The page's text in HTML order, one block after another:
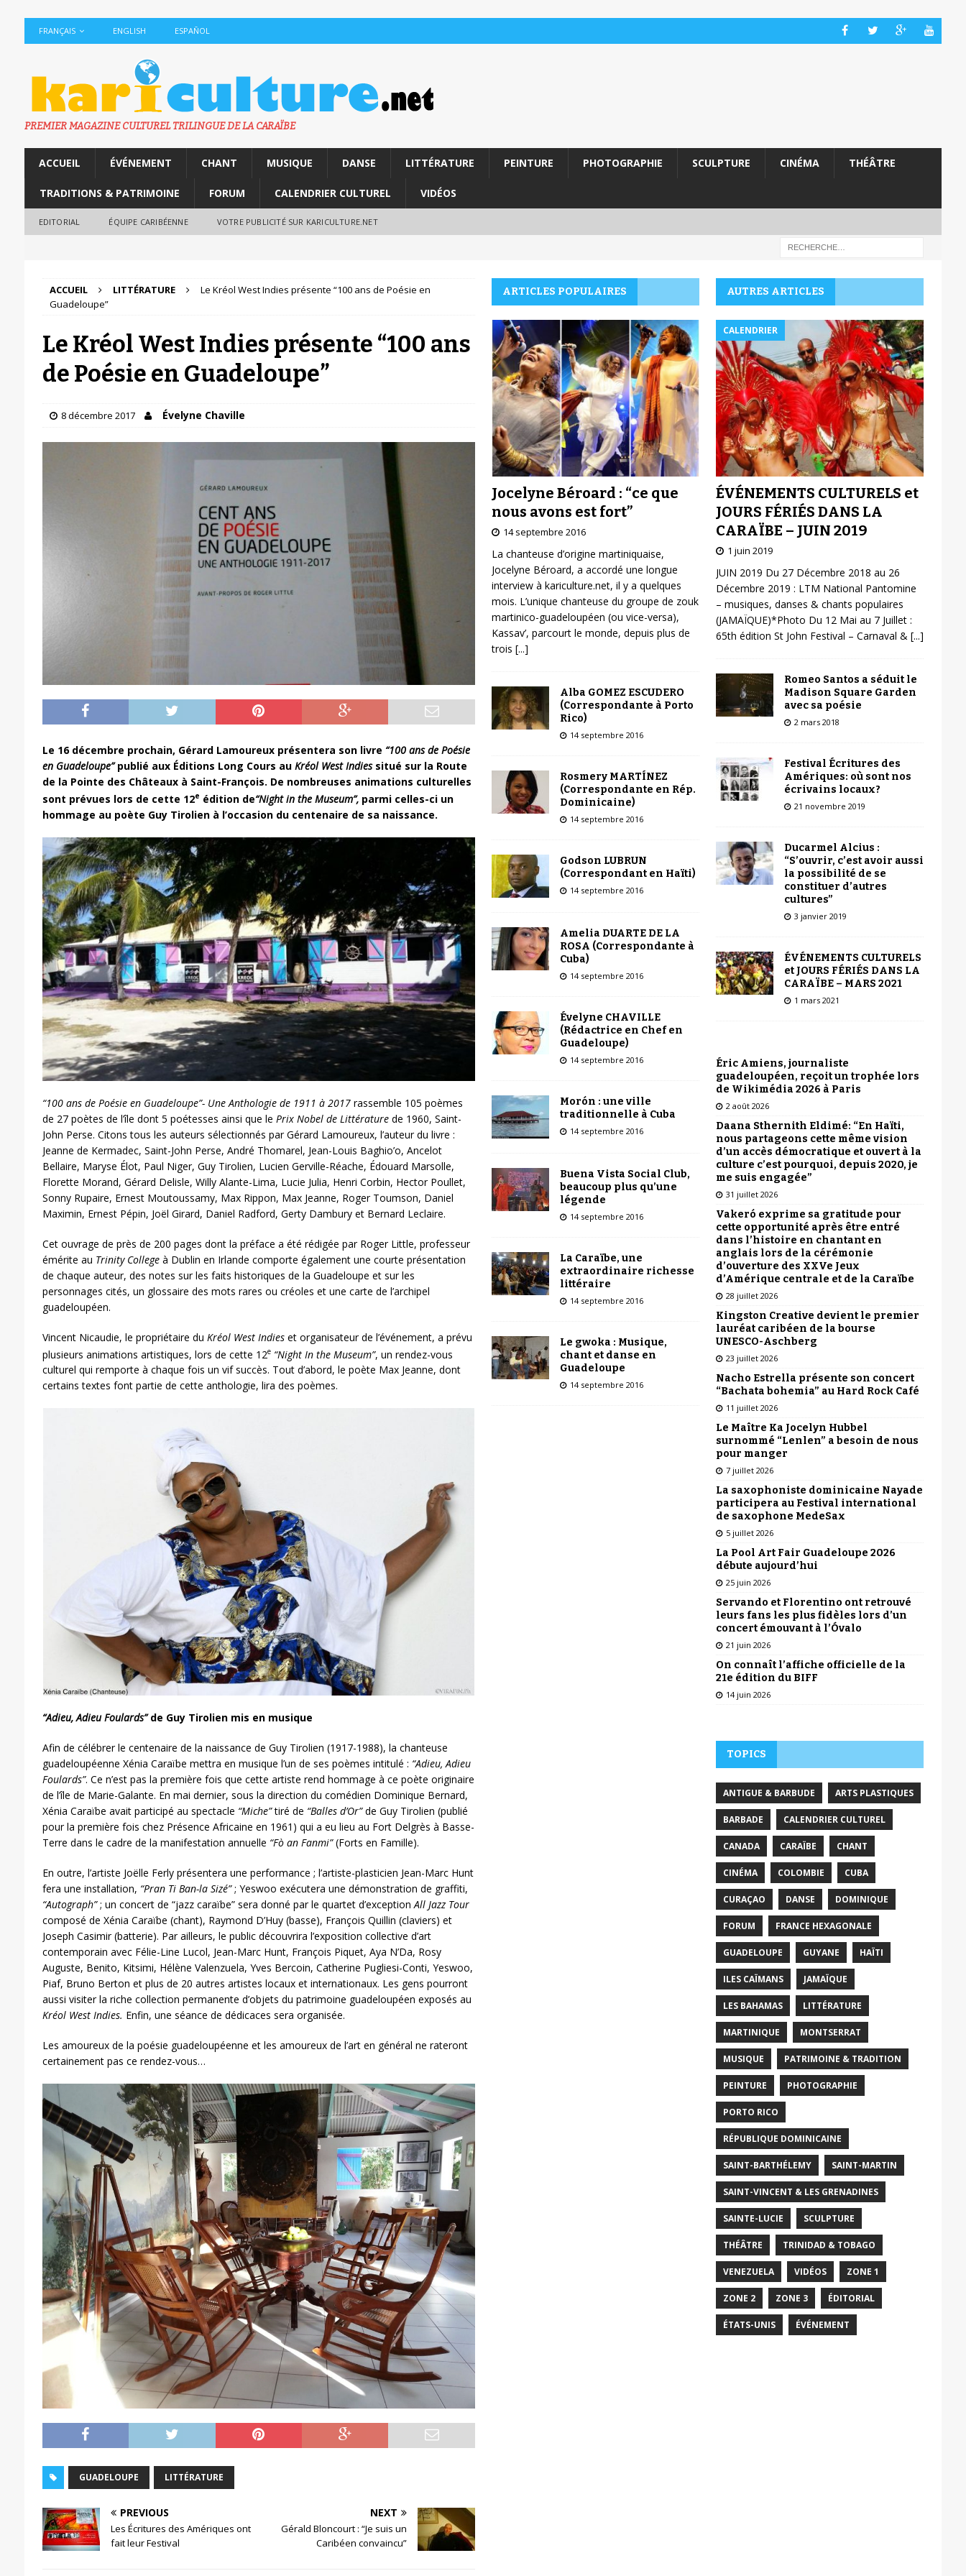
FRANÇAIS ENGLISH ESPAÑOL
PREMIER MAGAZINE CULTUREL TRILINGUE DE LA CARAÏBE
ACCUEIL ÉVÉNEMENT CHANT MUSIQUE DANSE LITTÉRATURE PEINTURE PHOTOGRAPHIE SCULPTURE CINÉMA THÉÂTRE
TRADITIONS & PATRIMOINE FORUM CALENDRIER CULTUREL VIDÉOS
EDITORIAL ÉQUIPE CARIBÉENNE VOTRE PUBLICITÉ SUR KARICULTURE.NET
ACCUEIL LITTÉRATURE
Le Kréol West Indies présente “100 ans de Poésie en
Guadeloupe”
Le Kréol West Indies présente “100 ans
de Poésie en Guadeloupe”
8 décembre 2017 Évelyne Chaville
Le 16 décembre prochain, Gérard Lamoureux présentera son livre “100 ans de Poésie
en Guadeloupe”publié aux Éditions Long Cours au Kréol West Indiessitué sur la Route
de la Pointe des Châteaux à Saint-François. De nombreuses animations culturelles
sont prévues lors de cette 12e édition de“Night in the Museum”, parmi celles-ci un
hommage au poète Guy Tirolien à l’occasion du centenaire de sa naissance.
“100 ans de Poésie en Guadeloupe”- Une Anthologie de 1911 à 2017rassemble 105 poèmes
de 27 poètes de l’île dont 5 poétesses ainsi que le Prix Nobel de Littératurede 1960, Saint-
John Perse. Citons tous les auteurs sélectionnés par Gérard Lamoureux, l’auteur du livre :
Jeanne de Kermadec, Saint-John Perse, André Thomarel, Jean-Louis Baghio’o, Ancelot
Bellaire, Maryse Élot, Paul Niger, Guy Tirolien, Lucien Gerville-Réache, Édouard Marsolle,
Florette Morand, Gérard Delisle, Willy Alante-Lima, Lucie Julia, Henri Corbin, Hector Poullet,
Sonny Rupaire, Ernest Moutoussamy, Max Rippon, Max Jeanne, Roger Toumson, Daniel
Maximin, Ernest Pépin, Joël Girard, Daniel Radford, Gerty Dambury et Bernard Leclaire.
Cet ouvrage de près de 200 pages dont la préface a été rédigée par Roger Little, professeur
émérite au Trinity Collegeà Dublin en Irlande comporte également une courte présentation
de chaque auteur, des notes sur les faits historiques de la Guadeloupe et sur les
personnages cités, un glossaire des mots rares ou créoles et une carte de l’archipel
guadeloupéen.
Vincent Nicaudie, le propriétaire du Kréol West Indies et organisateur de l’événement, a prévu
plusieurs animations artistiques, lors de cette 12e “Night In the Museum”, un rendez-vous
culturel qui remporte à chaque fois un vif succès. Tout d’abord, le poète Max Jeanne, dont
certains textes font partie de cette anthologie, lira des poèmes.
“Adieu, Adieu Foulards”de Guy Tirolien mis en musique
Afin de célébrer le centenaire de la naissance de Guy Tirolien (1917-1988), la chanteuse
guadeloupéenne Xénia Caraïbe mettra en musique l’un de ses poèmes intitulé : “Adieu, Adieu
Foulards”. Ce n’est pas la première fois que cette artiste rend hommage à ce poète originaire
de l’île de Marie-Galante. En mai dernier, sous la direction du comédien Dominique Bernard,
Xénia Caraïbe avait participé au spectacle “Miche”tiré de “Balles d’Or”de Guy Tirolien (publié
pour la première fois chez Présence Africaine en 1961) qui a eu lieu au Fort Delgrès à Basse-
Terre dans le cadre de la manifestation annuelle “Fòan Fanmi”(Forts en Famille).
En outre, l’artiste Joëlle Ferly présentera une performance ; l’artiste-plasticien Jean-Marc Hunt
fera une installation, “Pran Ti Ban-la Sizé”; Yeswoo exécutera une démonstration de graffiti,
“Autograph”; un concert de “jazz caraïbe” sera donné par le quartet d’exceptionAll Jazz Tour
composé de Xénia Caraïbe (chant), Raymond D’Huy (basse), François Quillin (claviers) et
Joseph Casimir (batterie). Par ailleurs, le public découvrira l’exposition collective d’art
contemporain avec Félie-Line Lucol, Jean-Marc Hunt, François Piquet, Aya N’Da, Rosy
Auguste, Benito, Kitsimi, Hélène Valenzuela, Yves Bercoin, Catherine Pugliesi-Conti, Yeswoo,
Piaf, Bruno Berton et plus de 20 autres artistes locaux et internationaux. Les gens pourront
aussi visiter la riche collection permanente d’objets du patrimoine guadeloupéen exposés au
Kréol West Indies. Enfin, une séance de dédicaces sera organisée.
Les amoureux de la poésie guadeloupéenne et les amoureux de l’art en général ne rateront
certainement pas ce rendez-vous…
GUADELOUPE LITTÉRATURE
PREVIOUS
Les Écritures des Amériques ont
fait leur Festival
NEXT
Gérald Bloncourt : “Je suis un
Caribéen convaincu”
ARTICLES POPULAIRES
Jocelyne Béroard : “ce que
nous avons est fort”
14 septembre 2016
La chanteuse d’origine martiniquaise,
Jocelyne Béroard, a accordé une longue
interview à kariculture.net, il y a quelques
mois. L’unique chanteuse du groupe de zouk
martinico-guadeloupéen (ou vice-versa),
Kassav’, parcourt le monde, depuis plus de
trois [...]
Alba GOMEZ ESCUDERO
(Correspondante à Porto
Rico)
14 septembre 2016
Rosmery MARTÍNEZ
(Correspondante en Rép.
Dominicaine)
14 septembre 2016
Godson LUBRUN
(Correspondant en Haïti)
14 septembre 2016
Amelia DUARTE DE LA
ROSA (Correspondante à
Cuba)
14 septembre 2016
Évelyne CHAVILLE
(Rédactrice en Chef en
Guadeloupe)
14 septembre 2016
Morón : une ville
traditionnelle à Cuba
14 septembre 2016
Buena Vista Social Club,
beaucoup plus qu’une
légende
14 septembre 2016
La Caraïbe, une
extraordinaire richesse
littéraire
14 septembre 2016
Le gwoka : Musique,
chant et danse en
Guadeloupe
14 septembre 2016
AUTRES ARTICLES
CALENDRIER
ÉVÉNEMENTS CULTURELS et
JOURS FÉRIÉS DANS LA
CARAÏBE – JUIN 2019
1 juin 2019
JUIN 2019 Du 27 Décembre 2018 au 26
Décembre 2019 : LTM National Pantomine
– musiques, danses & chants populaires
(JAMAÏQUE)*Photo Du 12 Mai au 7 Juillet :
65th édition St John Festival – Carnaval & [...]
Romeo Santos a séduit le
Madison Square Garden
avec sa poésie
2 mars 2018
Festival Écritures des
Amériques: où sont nos
écrivains locaux?
21 novembre 2019
Ducarmel Alcius :
“S’ouvrir, c’est avoir aussi
la possibilité de se
constituer d’autres
cultures”
3 janvier 2019
ÉVÉNEMENTS CULTURELS
et JOURS FÉRIÉS DANS LA
CARAÏBE – MARS 2021
1 mars 2021
Éric Amiens, journaliste
guadeloupéen, reçoit un trophée lors
de Wikimédia 2026 à Paris
2 août 2026
Daana Sthernith Eldimé: “En Haïti,
nous partageons cette même vision
d’un accès démocratique et ouvert à la
culture c’est pourquoi, depuis 2020, je
me suis engagée”
31 juillet 2026
Vakeró exprime sa gratitude pour
cette opportunité après être entré
dans l’histoire en chantant en
anglais lors de la cérémonie
d’ouverture des XXVe Jeux
d’Amérique centrale et de la Caraïbe
28 juillet 2026
Kingston Creative devient le premier
lauréat caribéen de la bourse
UNESCO-Aschberg
23 juillet 2026
Nacho Estrella présente son concert
“Bachata bohemia” au Hard Rock Café
11 juillet 2026
Le Maître Ka Jocelyn Hubbel
surnommé “Lenlen” a besoin de nous
pour manger
7 juillet 2026
La saxophoniste dominicaine Nayade
participera au Festival international
de saxophone MedeSax
5 juillet 2026
La Pool Art Fair Guadeloupe 2026
débute aujourd’hui
25 juin 2026
Servando et Florentino ont retrouvé
leurs fans les plus fidèles lors d’un
concert émouvant à l’Óvalo
21 juin 2026
On connaît l’affiche officielle de la
21e édition du BIFF
14 juin 2026
TOPICS
ANTIGUE & BARBUDE ARTS PLASTIQUES
BARBADE CALENDRIER CULTUREL
CANADA CARAÏBE CHANT
CINÉMA COLOMBIE CUBA
CURAÇAO DANSE DOMINIQUE
FORUM FRANCE HEXAGONALE
GUADELOUPE GUYANE HAÏTI
ILES CAÏMANS JAMAÏQUE
LES BAHAMAS LITTÉRATURE
MARTINIQUE MONTSERRAT
MUSIQUE PATRIMOINE & TRADITION
PEINTURE PHOTOGRAPHIE
PORTO RICO
RÉPUBLIQUE DOMINICAINE
SAINT-BARTHÉLEMY SAINT-MARTIN
SAINT-VINCENT & LES GRENADINES
SAINTE-LUCIE SCULPTURE
THÉÂTRE TRINIDAD & TOBAGO
VENEZUELA VIDÉOS ZONE 1
ZONE 2 ZONE 3 ÉDITORIAL
ÉTATS-UNIS ÉVÉNEMENT